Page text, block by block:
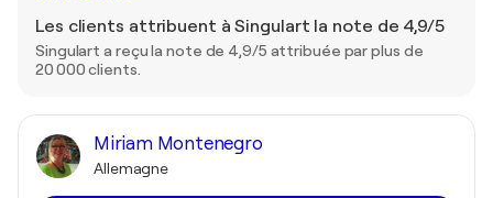
Les clients attribuent à Singulart la note de 4,9/5
Singulart a reçu la note de 4,9/5 attribuée par plus de
20 000 clients.
Miriam Montenegro
Allemagne